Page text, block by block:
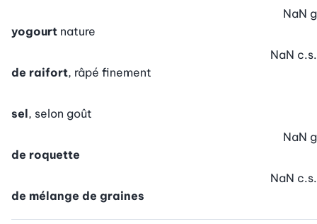
yogourt nature
NaN g
de raifort, râpé finement
NaN c.s.
sel, selon goût
de roquette
NaN g
de mélange de graines
NaN c.s.